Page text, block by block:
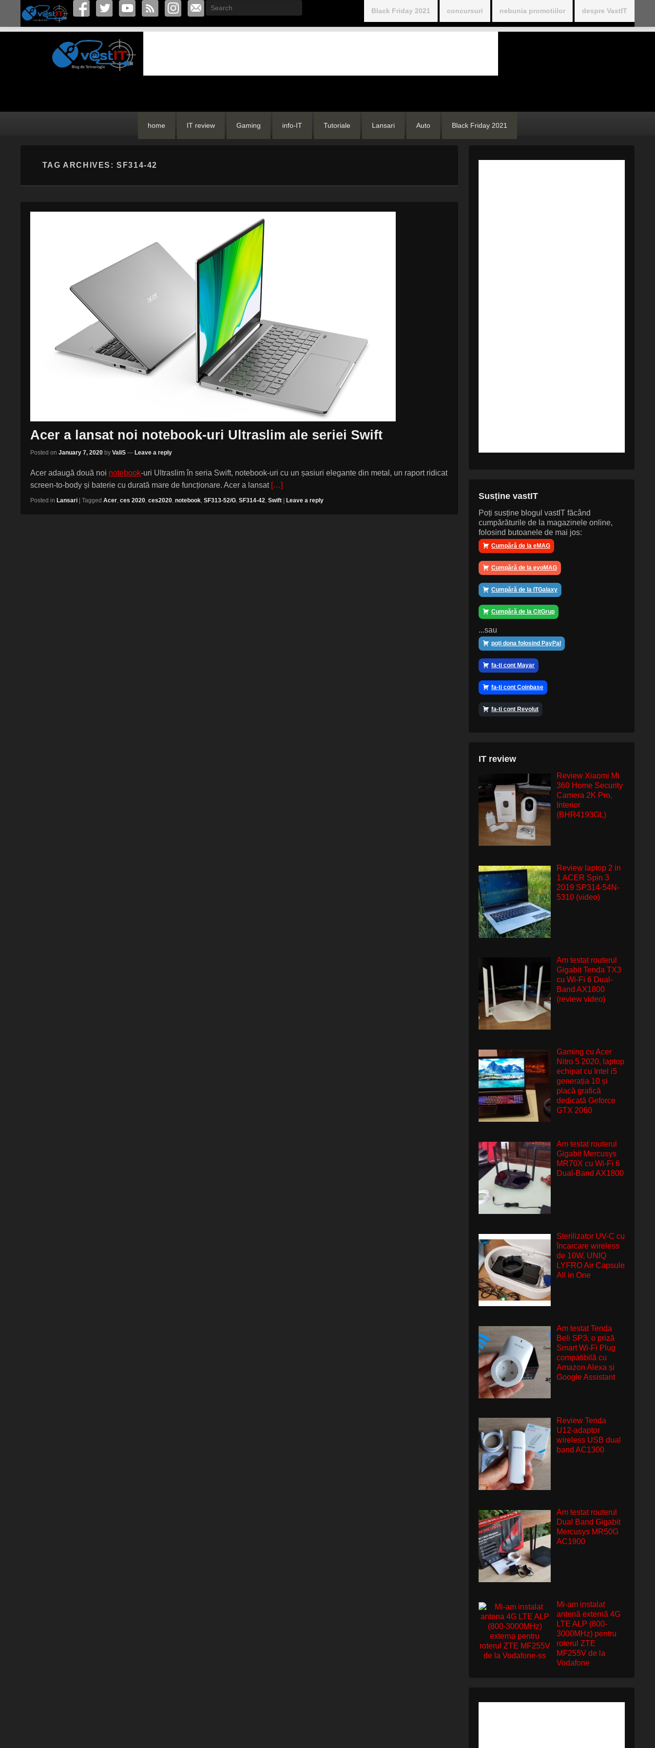
Black Friday 2021 concursuri nebunia promotiilor despre VastIT
Search
vastIT.ro
Blog de Tehnologie
home IT review Gaming info-IT Tutoriale Lansari Auto Black Friday 2021
TAG ARCHIVES:SF314-42
Acer a lansat noi notebook-uri Ultraslim ale seriei Swift
Posted on January 7, 2020 by ValiS — Leave a reply
Acer adaugă două noi notebook-uri Ultraslim în seria Swift, notebook-uri cu un șasiuri elegante din metal, un raport ridicat
screen-to-body și baterie cu durată mare de funcționare. Acer a lansat […]
Posted in Lansari Tagged Acer, ces 2020, ces2020, notebook, SF313-52/G, SF314-42, Swift Leave a reply Susține vastIT
Poți susține blogul vastIT făcând
cumpărăturile de la magazinele online,
folosind butoanele de mai jos:
Cumpără de la eMAG
Cumpără de la evoMAG
Cumpără de la ITGalaxy
Cumpără de la CitGrup
...sau
poți dona folosind PayPal
fa-ti cont Mayar
fa-ti cont Coinbase
fa-ti cont Revolut
IT review
Review Xiaomi Mi
360 Home Security
Camera 2K Pro,
Interior
(BHR4193GL)
Review laptop 2 in
1 ACER Spin 3
2019 SP314-54N-
5310 (video)
Am testat routerul
Gigabit Tenda TX3
cu Wi-Fi 6 Dual-
Band AX1800
(review video)
Gaming cu Acer
Nitro 5 2020, laptop
echipat cu Intel i5
generația 10 și
placă grafică
dedicată Geforce
GTX 2060
Am testat routerul
Gigabit Mercusys
MR70X cu Wi-Fi 6
Dual-Band AX1800
Sterilizator UV-C cu
încarcare wireless
de 10W, UNIQ
LYFRO Air Capsule
All in One
Am testat Tenda
Beli SP3, o priză
Smart Wi-Fi Plug
compatibilă cu
Amazon Alexa și
Google Assistant
Review Tenda
U12-adaptor
wireless USB dual
band AC1300
Am testat routerul
Dual Band Gigabit
Mercusys MR50G
AC1900
Mi-am instalat
antenă externă 4G
LTE ALP (800-
3000MHz) pentru
roterul ZTE
MF255V de la
Vodafone